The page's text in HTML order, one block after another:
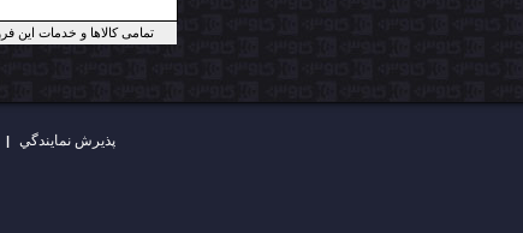
تمامی کالاها و خدمات این
|